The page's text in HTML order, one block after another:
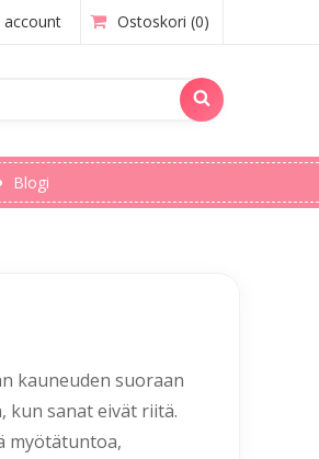
account Ostoskori (0)
Blogi
kauneuden suoraan
kun sanat eivät riitä.
myötätuntoa,